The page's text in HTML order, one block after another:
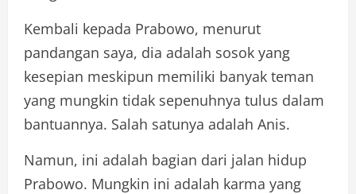
Kembali kepada Prabowo, menurut
pandangan saya, dia adalah sosok yang
kesepian meskipun memiliki banyak teman
yang mungkin tidak sepenuhnya tulus dalam
bantuannya. Salah satunya adalah Anis.
Namun, ini adalah bagian dari jalan hidup
Prabowo. Mungkin ini adalah karma yang